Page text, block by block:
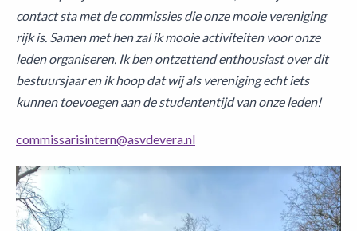
contact sta met de commissies die onze mooie vereniging
rijk is. Samen met hen zal ik mooie activiteiten voor onze
leden organiseren. Ik ben ontzettend enthousiast over dit
bestuursjaar en ik hoop dat wij als vereniging echt iets
kunnen toevoegen aan de studententijd van onze leden!
commissarisintern@asvdevera.nl